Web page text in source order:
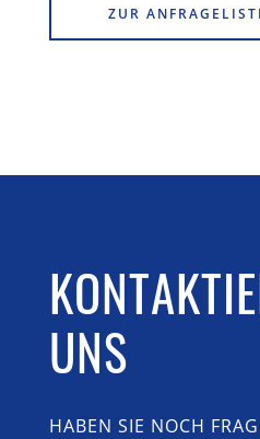
ZUR
UNS
HABEN SIE NOCH